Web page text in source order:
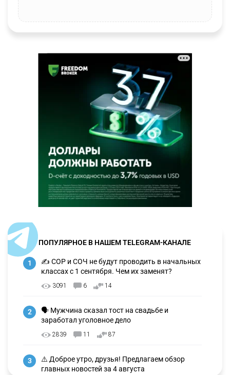
ПОПУЛЯРНОЕ В НАШЕМ TELEGRAM-КАНАЛЕ
1
✍️ СОР и СОЧ не будут проводить в начальных
классах с 1 сентября. Чем их заменят?
3091 6 14
2
🗣 Мужчина сказал тост на свадьбе и
заработал уголовное дело
2839 11 87
3
⚠️ Доброе утро, друзья! Предлагаем обзор
главных новостей за 4 августа